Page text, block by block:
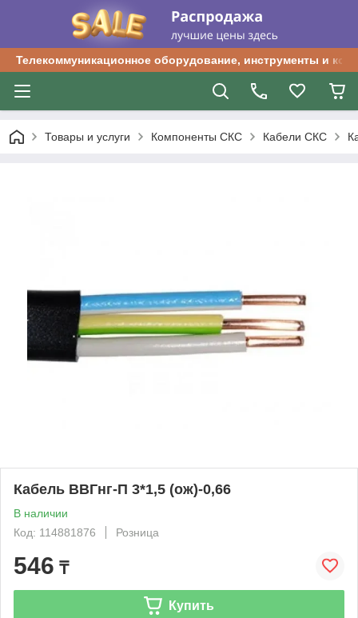
Телекоммуникационное оборудование, инструменты и
Товары и услуги Компоненты СКС Кабели СКС
Кабель ВВГнг-П 3*1,5 (ож)-0,66
В наличии
Код: 114881876
Розница
546 ₸
Купить